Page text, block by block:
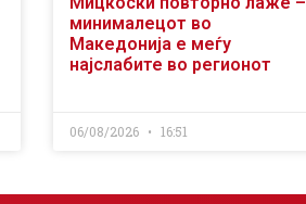
минималецот во
Македонија е меѓу
најслабите во регионот
06/08/2026 16:51